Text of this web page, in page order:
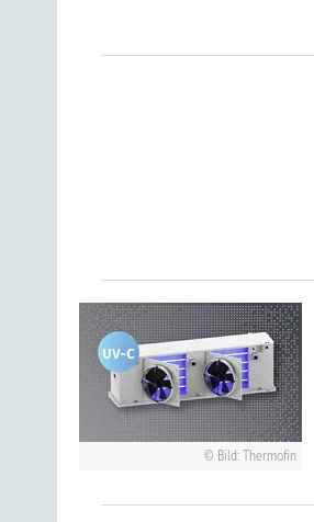
Bild: Thermofin